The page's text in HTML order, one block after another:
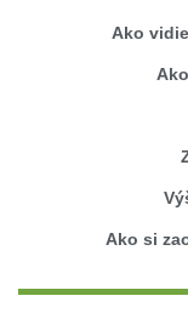
Ako
Ako si